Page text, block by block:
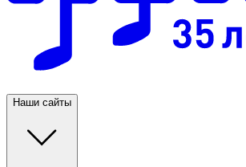
Наши сайты